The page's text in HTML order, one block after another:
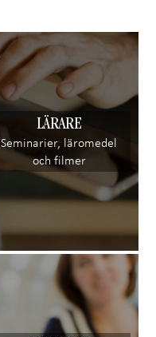
LÄRARE
Seminarier, läromedel
och filmer